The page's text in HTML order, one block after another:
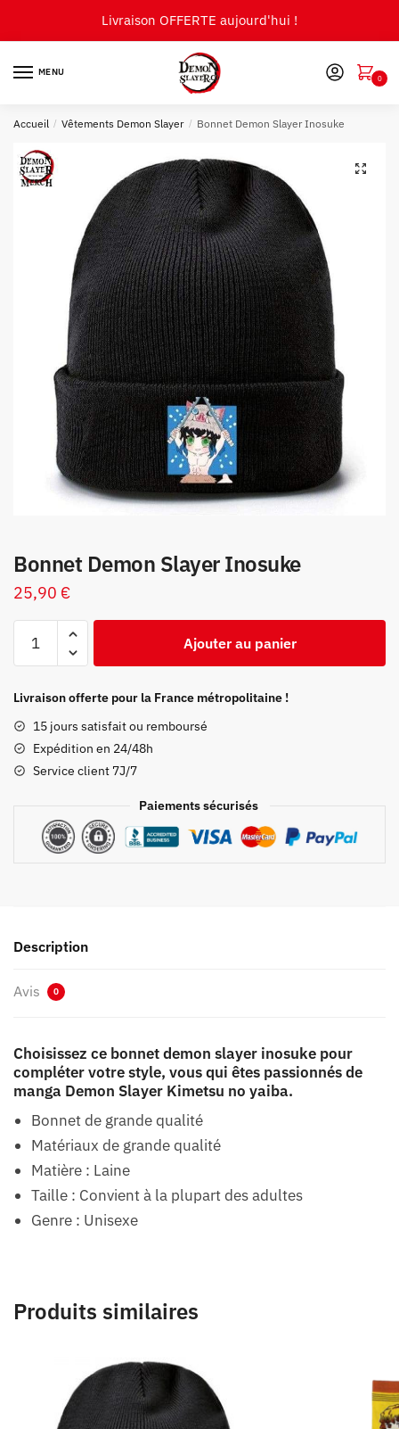
Livraison OFFERTE aujourd'hui !
MENU
0
Accueil / Vêtements Demon Slayer / Bonnet Demon Slayer Inosuke
🔍
Bonnet Demon Slayer Inosuke
25,90 €
Demon
Inosuke
Ajouter au panier
Livraison offerte pour la France métropolitaine !
15 jours satisfait ou remboursé
Expédition en 24/48h
Service client 7J/7
Paiements sécurisés
Description
Avis 0
Choisissez ce bonnet demon slayer inosuke pour
compléter votre style, vous qui êtes passionnés de
manga Demon Slayer Kimetsu no yaiba.
Bonnet de grande qualité
Matériaux de grande qualité
Matière : Laine
Taille : Convient à la plupart des adultes
Genre : Unisexe
Produits similaires